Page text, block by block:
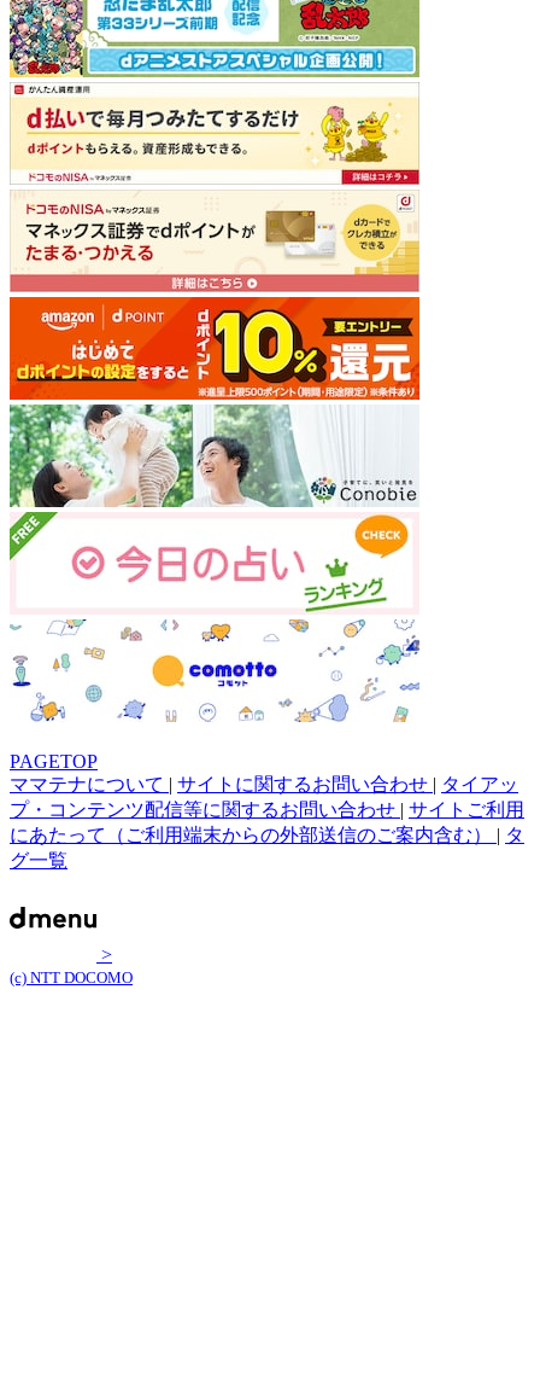
PAGETOP
ママテナについて | サイトに関するお問い合わせ | タイアッ
プ・コンテンツ配信等に関するお問い合わせ | サイトご利用
にあたって（ご利用端末からの外部送信のご案内含む） | タ
グ一覧
>
(c) NTT DOCOMO